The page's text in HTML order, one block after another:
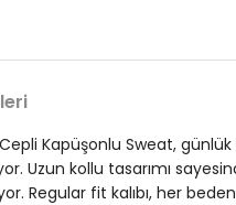
Cepli Kapüşonlu Sweat,
Uzun kollu tasarımı
Regular fit kalıbı, her